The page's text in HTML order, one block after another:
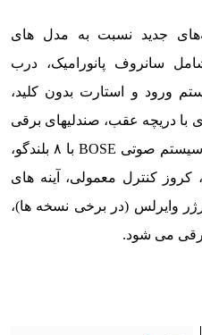
جدید نسبت به مدل های
و شامل سانروف پانورامیک، درب
ورود و استارت بدون کلید،
با دریچه عقب، صندلیهای برقی
جلو همراه با گرمکن و سردکن، سیستم صوتی BOSE با ۸ بلندگو،
کروز کنترل معمولی، آینه های
وایرلس (در برخی نسخه ها)،
می شود.